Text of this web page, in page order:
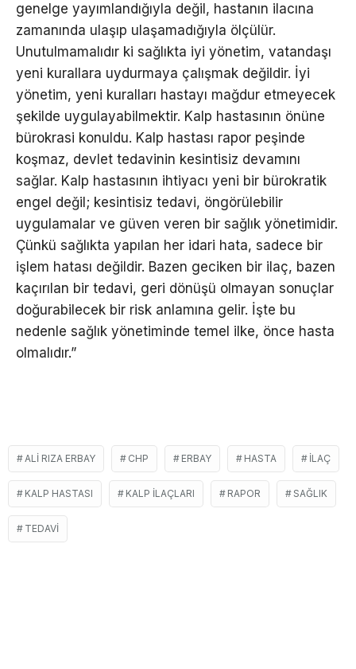
genelge yayımlandığıyla değil, hastanın ilacına
zamanında ulaşıp ulaşamadığıyla ölçülür.
Unutulmamalıdır ki sağlıkta iyi yönetim, vatandaşı
yeni kurallara uydurmaya çalışmak değildir. İyi
yönetim, yeni kuralları hastayı mağdur etmeyecek
şekilde uygulayabilmektir. Kalp hastasının önüne
bürokrasi konuldu. Kalp hastası rapor peşinde
koşmaz, devlet tedavinin kesintisiz devamını
sağlar. Kalp hastasının ihtiyacı yeni bir bürokratik
engel değil; kesintisiz tedavi, öngörülebilir
uygulamalar ve güven veren bir sağlık yönetimidir.
Çünkü sağlıkta yapılan her idari hata, sadece bir
işlem hatası değildir. Bazen geciken bir ilaç, bazen
kaçırılan bir tedavi, geri dönüşü olmayan sonuçlar
doğurabilecek bir risk anlamına gelir. İşte bu
nedenle sağlık yönetiminde temel ilke, önce hasta
olmalıdır.”
ALI RIZA ERBAY CHP ERBAY HASTA İLAÇ
KALP HASTASI KALP ILAÇLARI RAPOR SAĞLIK
TEDAVI